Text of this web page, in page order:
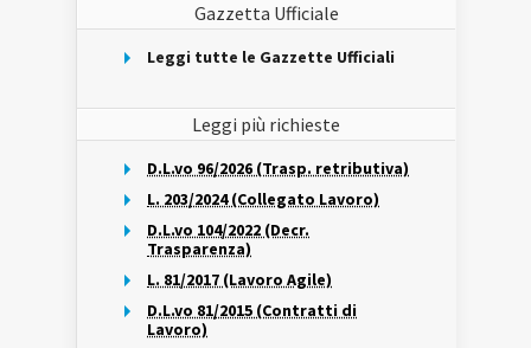
Gazzetta Ufficiale
Leggi tutte le Gazzette Ufficiali
Leggi più richieste
D.L.vo 96/2026 (Trasp. retributiva)
L. 203/2024 (Collegato Lavoro)
D.L.vo 104/2022 (Decr.
Trasparenza)
L. 81/2017 (Lavoro Agile)
D.L.vo 81/2015 (Contratti di
Lavoro)